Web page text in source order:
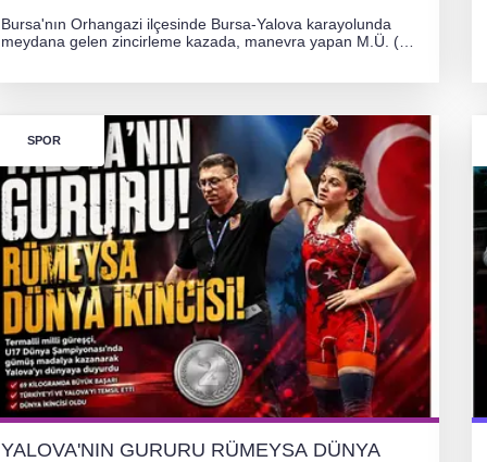
Bursa'nın Orhangazi ilçesinde Bursa-Yalova karayolunda
meydana gelen zincirleme kazada, manevra yapan M.Ü. (35)
SPOR
YALOVA'NIN GURURU RÜMEYSA DÜNYA